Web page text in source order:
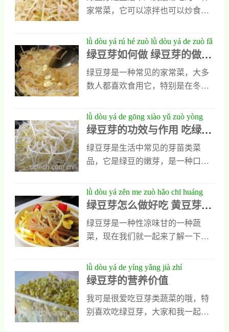
害，平时人们在喝酒以后，及时用
口腔溃疡平时多吃一些绿豆牙，还
能有效预防口腔
与大家的做法有很大关系，一会我
会专门介绍绿豆芽的经典做法，让
了解，同是也能知道它怎么做最好
吃。1、酸辣绿豆芽好吃平时把绿豆
芽做成酸辣绿豆芽特别好吃，制作
时需要准备绿豆芽三百克，胡萝卜
绿豆芽洗好以后去掉水分，把红辣
椒和胡萝卜全部切
家常菜，它可以凉拌也可以炒食，
吃，而且营养丰富，平时人们食用
以后对身体有多种好处，那么绿豆
体了解，可以随小编一起去看看。
绿豆芽的营养价值1、绿豆芽水分含
以满足人体对水分的需要，而且它
的热量特别低，能促进人体代谢，
除此以外，绿豆芽中还含有大量的
膳食纤维，这种物质也能促进人类
水，又能预防便秘和肥胖。2、绿豆
芽维生素含量高绿豆芽
lǜ dòu yá rú hé zuò lǜ dòu yá de zuò fǎ
dà quán
绿豆芽如何做 绿豆芽的做法
大全
绿豆芽是一种常见的家常菜，大多
数人都喜欢食用它，特别是在冬天
那么绿豆芽的做法你们了解吗？如
果不了解可以看看下面我对绿豆芽
家人做出不同口味的绿豆芽了。绿
豆芽的做法 绿豆芽的做法大全1、
的最爱，平时炒制时需要准备五百
克绿豆芽，四五个辣椒，和少量葱
花，把绿豆芽洗好，炒锅放油，加
热以后放入辣椒 炒香，再放入葱花
后加入食用盐，炒匀以后直接出锅
即可食用。2
lǜ dòu yá de gōng xiào yǔ zuò yòng
chī lǜ dòu yá de hǎo chù
绿豆芽的功效与作用 吃绿豆
芽的好处
绿豆芽是生活中常见的芽苗类菜
品，它是绿豆的嫩芽，是一种口感
人都喜欢食用它。那么绿豆芽有什
么功效与作用呢？下面小编就带大
与作用1、绿豆芽能治口腔溃疡绿豆
芽是一种可以清热解毒的特色菜
天然的核黄素，这些物质都能消炎
杀菌，也能止痛还能促进人体细胞
再生，可以让溃疡面快速愈合。2、
绿豆芽能预防消化道癌症绿豆芽对
lǜ dòu yá zěn me zuò hǎo chī huáng
dòu yá de zuò fǎ dà quán
绿豆芽怎么做好吃 黄豆芽的
做法大全
绿豆芽是一种性凉味甘的一种蔬
菜，现在我们就一起来了解一下绿
全吧。绿豆芽怎么做好吃 黄豆芽的
做法大全 绿豆芽有很好的清暑作用
好的利尿作用，绿豆芽还有很好的
降血压和软化血管的作用。绿豆芽
lǜ dòu yá de yíng yǎng jià zhí
绿豆芽的营养价值
我可是很爱吃豆芽类蔬菜的哦，特
别喜欢吃绿豆芽，大家和我一起了